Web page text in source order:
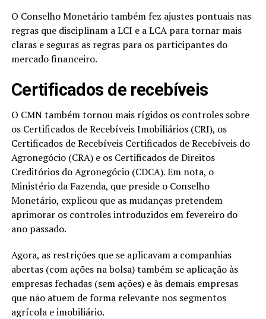
O Conselho Monetário também fez ajustes pontuais nas
regras que disciplinam a LCI e a LCA para tornar mais
claras e seguras as regras para os participantes do
mercado financeiro.
Certificados de recebíveis
O CMN também tornou mais rígidos os controles sobre
os Certificados de Recebíveis Imobiliários (CRI), os
Certificados de Recebíveis Certificados de Recebíveis do
Agronegócio (CRA) e os Certificados de Direitos
Creditórios do Agronegócio (CDCA). Em nota, o
Ministério da Fazenda, que preside o Conselho
Monetário, explicou que as mudanças pretendem
aprimorar os controles introduzidos em fevereiro do
ano passado.
Agora, as restrições que se aplicavam a companhias
abertas (com ações na bolsa) também se aplicação às
empresas fechadas (sem ações) e às demais empresas
que não atuem de forma relevante nos segmentos
agrícola e imobiliário.